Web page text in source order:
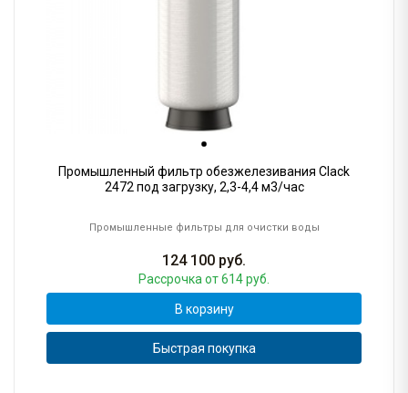
Промышленный фильтр обезжелезивания Clack
2472 под загрузку, 2,3-4,4 м3/час
Промышленные фильтры для очистки воды
124 100 руб.
Рассрочка от 614 руб.
В корзину
Быстрая покупка